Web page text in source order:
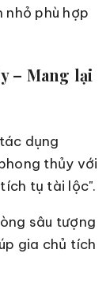
nhỏ phù hợp
– Mang lại
dụng
thủy với
tụ tài lộc".
sâu tượng
gia chủ tích